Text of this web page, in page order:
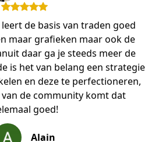
leert de basis van traden goed
maar grafieken maar ook de
daar ga je steeds meer de
is het van belang een strategie
en deze te perfectioneren,
de community komt dat
goed!
Alain